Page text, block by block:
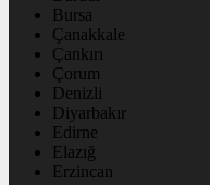
Bursa
Çanakkale
Çankırı
Çorum
Denizli
Diyarbakır
Edirne
Elazığ
Erzincan